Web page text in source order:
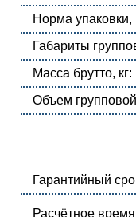
Норма упаковки,
Габариты
Масса брутто, кг:
Объем
Гарантийный
Расчётное